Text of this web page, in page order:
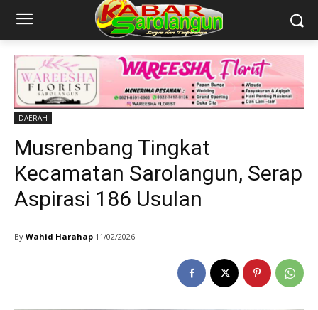
DAERAH
Musrenbang Tingkat
Kecamatan Sarolangun, Serap
Aspirasi 186 Usulan
By Wahid Harahap 11/02/2026